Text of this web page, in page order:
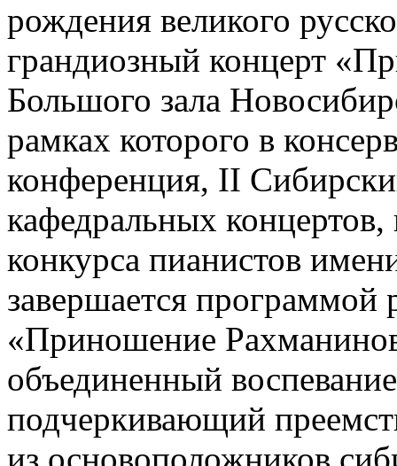
рождения великого
грандиозный концерт
Большого зала
рамках которого в
конференция, II
кафедральных
конкурса пианистов
завершается
«Приношение
объединенный
подчеркивающий